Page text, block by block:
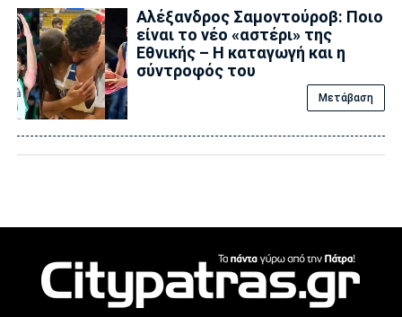
Αλέξανδρος Σαμοντούροβ: Ποιο
είναι το νέο «αστέρι» της
Εθνικής – Η καταγωγή και η
σύντροφός του
Μετάβαση